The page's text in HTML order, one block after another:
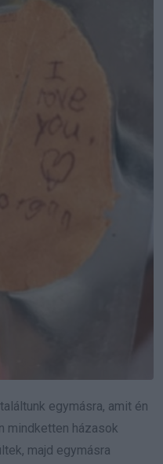
egymásra, amit én
mindketten házasok
majd egymásra